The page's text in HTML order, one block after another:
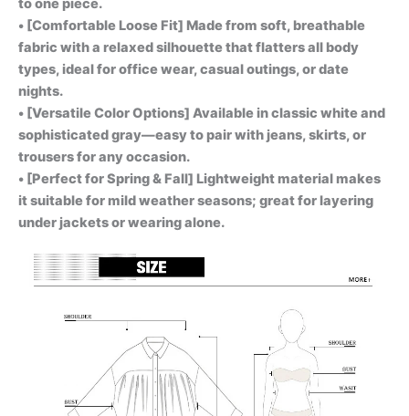
• [Comfortable Loose Fit] Made from soft, breathable
fabric with a relaxed silhouette that flatters all body
types, ideal for office wear, casual outings, or date
nights.
• [Versatile Color Options] Available in classic white and
sophisticated gray—easy to pair with jeans, skirts, or
trousers for any occasion.
• [Perfect for Spring & Fall] Lightweight material makes
it suitable for mild weather seasons; great for layering
under jackets or wearing alone.